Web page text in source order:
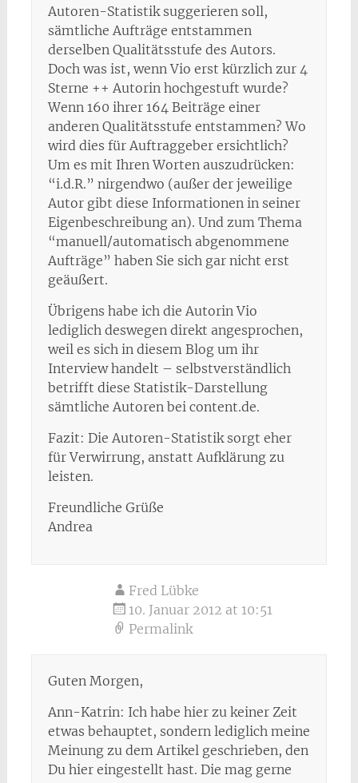
Autoren-Statistik suggerieren soll,
sämtliche Aufträge entstammen
derselben Qualitätsstufe des Autors.
Doch was ist, wenn Vio erst kürzlich zur 4
Sterne ++ Autorin hochgestuft wurde?
Wenn 160 ihrer 164 Beiträge einer
anderen Qualitätsstufe entstammen? Wo
wird dies für Auftraggeber ersichtlich?
Um es mit Ihren Worten auszudrücken:
“i.d.R.” nirgendwo (außer der jeweilige
Autor gibt diese Informationen in seiner
Eigenbeschreibung an). Und zum Thema
“manuell/automatisch abgenommene
Aufträge” haben Sie sich gar nicht erst
geäußert.
Übrigens habe ich die Autorin Vio
lediglich deswegen direkt angesprochen,
weil es sich in diesem Blog um ihr
Interview handelt – selbstverständlich
betrifft diese Statistik-Darstellung
sämtliche Autoren bei content.de.
Fazit: Die Autoren-Statistik sorgt eher
für Verwirrung, anstatt Aufklärung zu
leisten.
Freundliche Grüße
Andrea
Fred Lübke
10. Januar 2012 at 10:51
Permalink
Guten Morgen,
Ann-Katrin: Ich habe hier zu keiner Zeit
etwas behauptet, sondern lediglich meine
Meinung zu dem Artikel geschrieben, den
Du hier eingestellt hast. Die mag gerne